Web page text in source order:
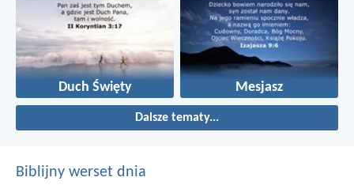
Duch Święty Mesjasz
Dalsze tematy...
Biblijny werset dnia